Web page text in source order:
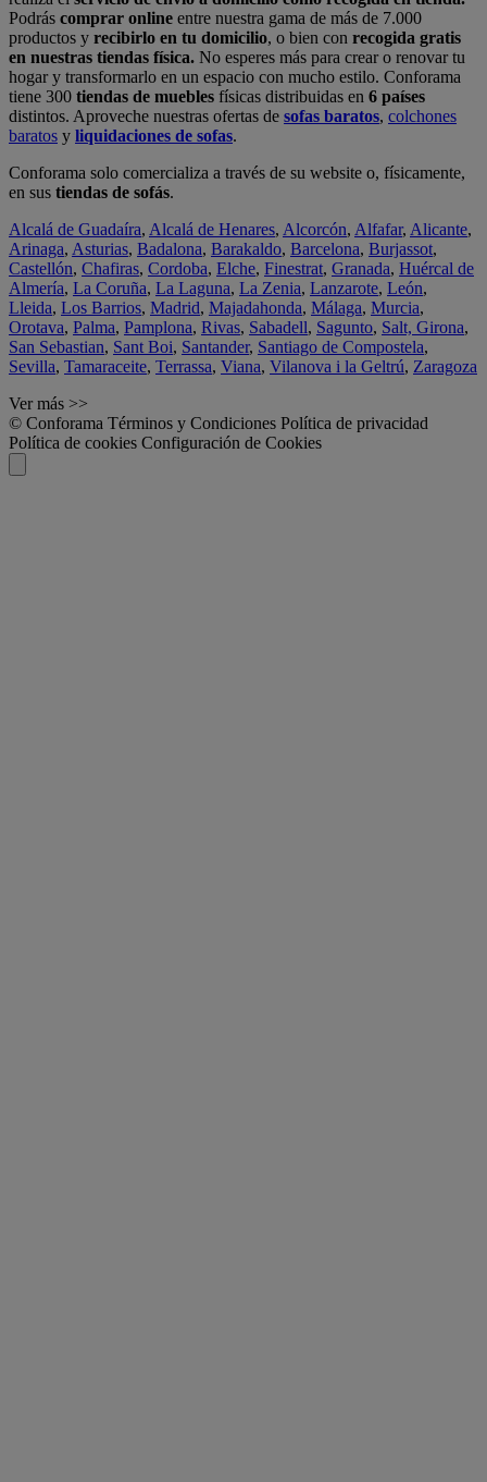
Podrás comprar online entre nuestra gama de más de 7.000
productos y recibirlo en tu domicilio, o bien con recogida gratis
en nuestras tiendas física. No esperes más para crear o renovar tu
hogar y transformarlo en un espacio con mucho estilo. Conforama
tiene 300 tiendas de muebles físicas distribuidas en 6 países
distintos. Aproveche nuestras ofertas de sofas baratos, colchones
baratos y liquidaciones de sofas.
Conforama solo comercializa a través de su website o, físicamente,
en sus tiendas de sofás.
Alcalá de Guadaíra, Alcalá de Henares, Alcorcón, Alfafar, Alicante,
Arinaga, Asturias, Badalona, Barakaldo, Barcelona, Burjassot,
Castellón, Chafiras, Cordoba, Elche, Finestrat, Granada, Huércal de
Almería, La Coruña, La Laguna, La Zenia, Lanzarote, León,
Lleida, Los Barrios, Madrid, Majadahonda, Málaga, Murcia,
Orotava, Palma, Pamplona, Rivas, Sabadell, Sagunto, Salt, Girona,
San Sebastian, Sant Boi, Santander, Santiago de Compostela,
Sevilla, Tamaraceite, Terrassa, Viana, Vilanova i la Geltrú, Zaragoza
Ver más >>
© Conforama Términos y Condiciones Política de privacidad
Política de cookies Configuración de Cookies